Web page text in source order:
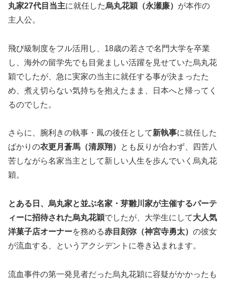
丸家27代目当主に就任した烏丸花穎（永瀬廉） が本作の
主人公。
飛び級制度をフル活用し、18歳の若さで名門大学を卒業
し、海外の留学先でも目覚ましい活躍を見せていた烏丸花
穎でしたが、急に実家の当主に就任する事が決まったた
め、煮え切らない気持ちを抱えたまま、日本へと帰ってく
るのでした。
さらに、腕利きの執事・鳳の後任として新執事に就任した
ばかりの衣更月蒼馬（清原翔）
とも反りが合わず、四苦八
苦しながら名家当主として新しい人生を歩んでいく烏丸花
穎。
とある日、烏丸家と並ぶ名家・芽雛川家が主催するパーテ
ィーに招待された烏丸花穎でしたが、大学生にして大人気
洋菓子店オーナーを務める赤目刻弥（神宮寺勇太） の彼女
が流血する、というアクシデントに巻き込まれます。
流血事件の第一発見者だった烏丸花穎に容疑がかかったも